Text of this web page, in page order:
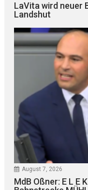
LaVita wird neuer
Landshut
August 7, 2026
MdB Oßner: E L E